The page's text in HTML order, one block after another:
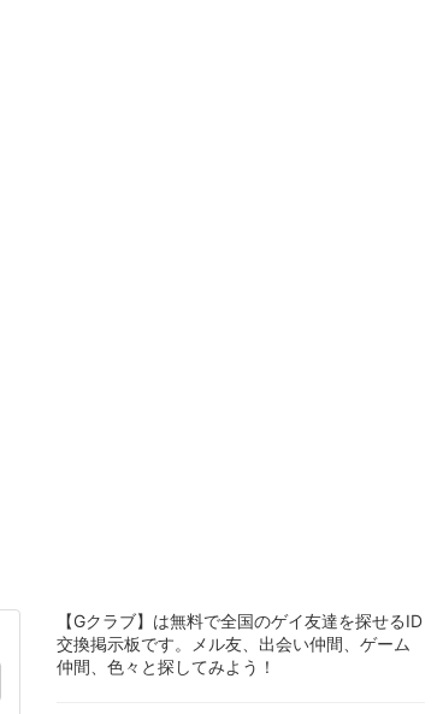
【Gクラブ】は無料で全国のゲイ友達を探せるID
交換掲示板です。メル友、出会い仲間、ゲーム
仲間、色々と探してみよう！